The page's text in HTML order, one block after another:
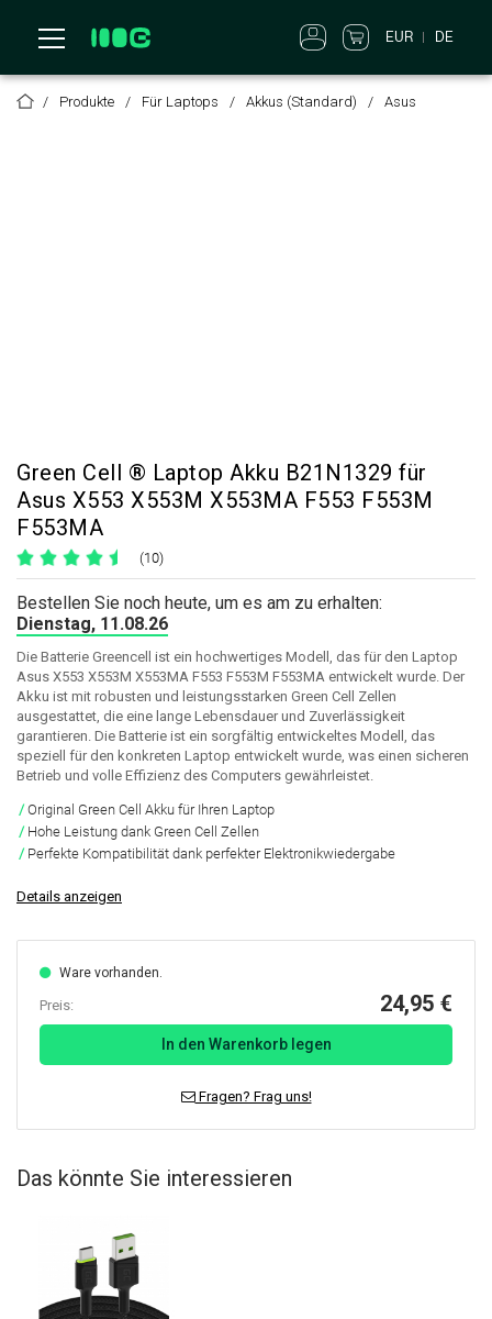
EUR DE
Produkte Für Laptops Akkus (Standard) Asus
Green Cell ® Laptop Akku B21N1329 für
Asus X553 X553M X553MA F553 F553M
F553MA
(10)
Bestellen Sie noch heute, um es am zu erhalten:
Dienstag, 11.08.26
Die Batterie Greencell ist ein hochwertiges Modell, das für den Laptop
Asus X553 X553M X553MA F553 F553M F553MA entwickelt wurde. Der
Akku ist mit robusten und leistungsstarken Green Cell Zellen
ausgestattet, die eine lange Lebensdauer und Zuverlässigkeit
garantieren. Die Batterie ist ein sorgfältig entwickeltes Modell, das
speziell für den konkreten Laptop entwickelt wurde, was einen sicheren
Betrieb und volle Effizienz des Computers gewährleistet.
Original Green Cell Akku für Ihren Laptop
Hohe Leistung dank Green Cell Zellen
Perfekte Kompatibilität dank perfekter Elektronikwiedergabe
Details anzeigen
Ware vorhanden.
Preis: 24,95 €
In den Warenkorb legen
Fragen? Frag uns!
Das könnte Sie interessieren